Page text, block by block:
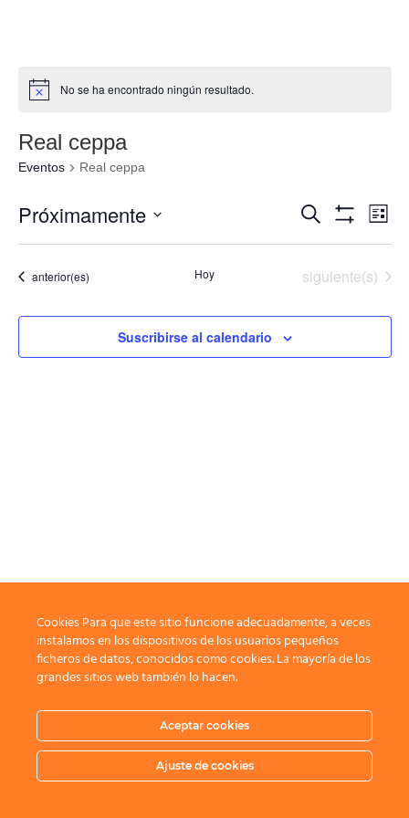
No se ha encontrado ningún resultado.
Real ceppa
Eventos Real ceppa
y
Eventos
Buscar
Filtros
de
de
Lista
Próximamente
Eventos
anterior(es) Hoy Eventos
siguiente(s)
Suscribirse al calendario
Cookies Para que este sitio funcione adecuadamente, a veces
instalamos en los dispositivos de los usuarios pequeños
ficheros de datos, conocidos como cookies. La mayoría de los
grandes sitios web también lo hacen.
Aceptar cookies
Ajuste de cookies